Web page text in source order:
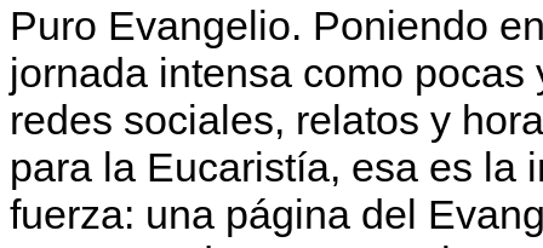
Puro Evangelio. Poniendo
jornada intensa como
redes sociales, relatos y
para la Eucaristía, esa es la
fuerza: una página del